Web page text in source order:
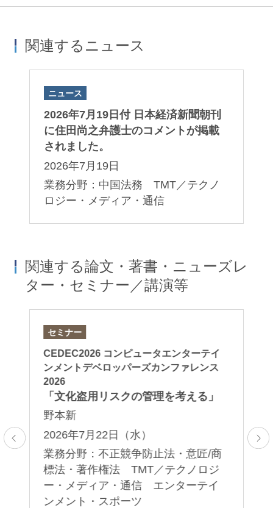
関連するニュース
ニュース
2026年7月19日付 日本経済新聞朝刊
に住田尚之弁護士のコメントが掲載
されました。
2026年7月19日
業務分野：中国法務 TMT／テクノ
ロジー・メディア・通信
関連する論文・著書・ニューズレ
ター・セミナー／講演等
セミナー
CEDEC2026 コンピュータエンターテイ
ンメントデベロッパーズカンファレンス
2026
「文化盗用リスクの管理を考える」
野本新
2026年7月22日（水）
業務分野：不正競争防止法・意匠/商
標法・著作権法 TMT／テクノロジ
ー・メディア・通信 エンターテイ
ンメント・スポーツ